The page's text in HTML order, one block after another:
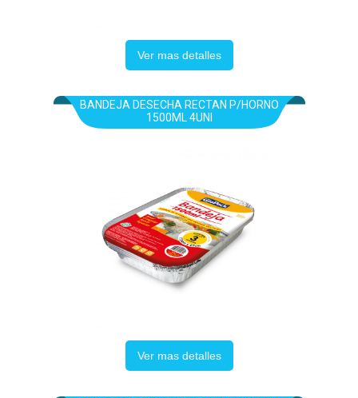
Ver mas detalles
BANDEJA DESECHA RECTAN P/HORNO
1500ML 4UNI
Ver mas detalles